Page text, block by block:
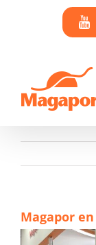
Magapor